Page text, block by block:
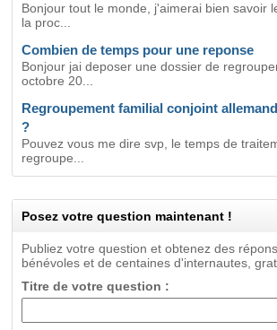
Bonjour tout le monde, j'aimerai bien savoir
la proc...
Combien de temps pour une reponse
Bonjour jai deposer une dossier de
octobre 20...
Regroupement familial conjoint
?
Pouvez vous me dire svp, le temps de
regroupe...
Posez votre question maintenant !
Publiez votre question et obtenez des
bénévoles et de centaines d'internautes,
Titre de votre question :